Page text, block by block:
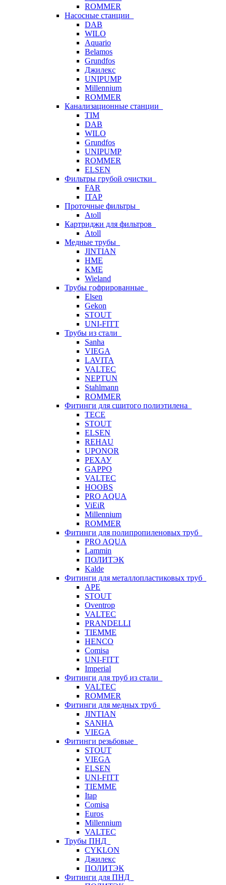
ROMMER
Насосные станции
DAB
WILO
Aquario
Belamos
Grundfos
Джилекс
UNIPUMP
Millennium
ROMMER
Канализационные станции
TIM
DAB
WILO
Grundfos
UNIPUMP
ROMMER
ELSEN
Фильтры грубой очистки
FAR
ITAP
Проточные фильтры
Atoll
Картриджи для фильтров
Atoll
Медные трубы
JINTIAN
HME
KME
Wieland
Трубы гофрированные
Elsen
Gekon
STOUT
UNI-FITT
Трубы из стали
Sanha
VIEGA
LAVITA
VALTEC
NEPTUN
Stahlmann
ROMMER
Фитинги для сшитого полиэтилена
TECE
STOUT
ELSEN
REHAU
UPONOR
РЕХАУ
GAPPO
VALTEC
HOOBS
PRO AQUA
ViEiR
Millennium
ROMMER
Фитинги для полипропиленовых труб
PRO AQUA
Lammin
ПОЛИТЭК
Kalde
Фитинги для металлопластиковых труб
APE
STOUT
Oventrop
VALTEC
PRANDELLI
TIEMME
HENCO
Comisa
UNI-FITT
Imperial
Фитинги для труб из стали
VALTEC
ROMMER
Фитинги для медных труб
JINTIAN
SANHA
VIEGA
Фитинги резьбовые
STOUT
VIEGA
ELSEN
UNI-FITT
TIEMME
Itap
Comisa
Euros
Millennium
VALTEC
Трубы ПНД
CYKLON
Джилекс
ПОЛИТЭК
Фитинги для ПНД